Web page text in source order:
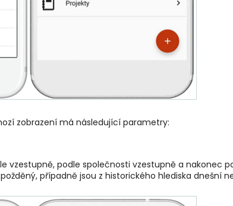
zobrazení má následující parametry:
vzestupně, podle společnosti vzestupně a nakonec
případně jsou z historického hlediska dnešní